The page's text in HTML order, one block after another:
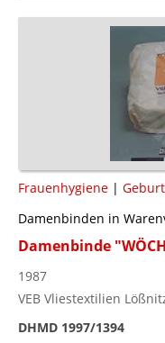
Frauenhygiene | Geburt
Damenbinden in
Damenbinde
1987
VEB Vliestextilien
DHMD 1997/1394